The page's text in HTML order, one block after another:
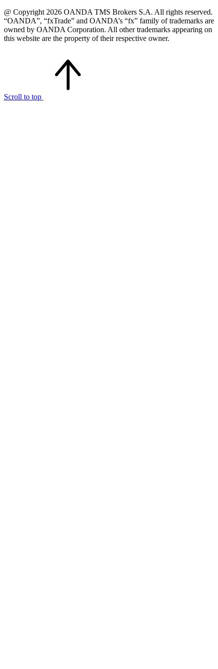
@ Copyright 2026 OANDA TMS Brokers S.A. All rights reserved.
“OANDA”, “fxTrade” and OANDA’s “fx” family of trademarks are
owned by OANDA Corporation. All other trademarks appearing on
this website are the property of their respective owner.
Scroll to top